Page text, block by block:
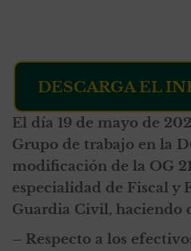
DESCARGA EL
El día 19 de mayo de
Grupo de trabajo en la
modificación de la OG
especialidad de Fiscal y
Guardia Civil, haciendo
– Respecto a los